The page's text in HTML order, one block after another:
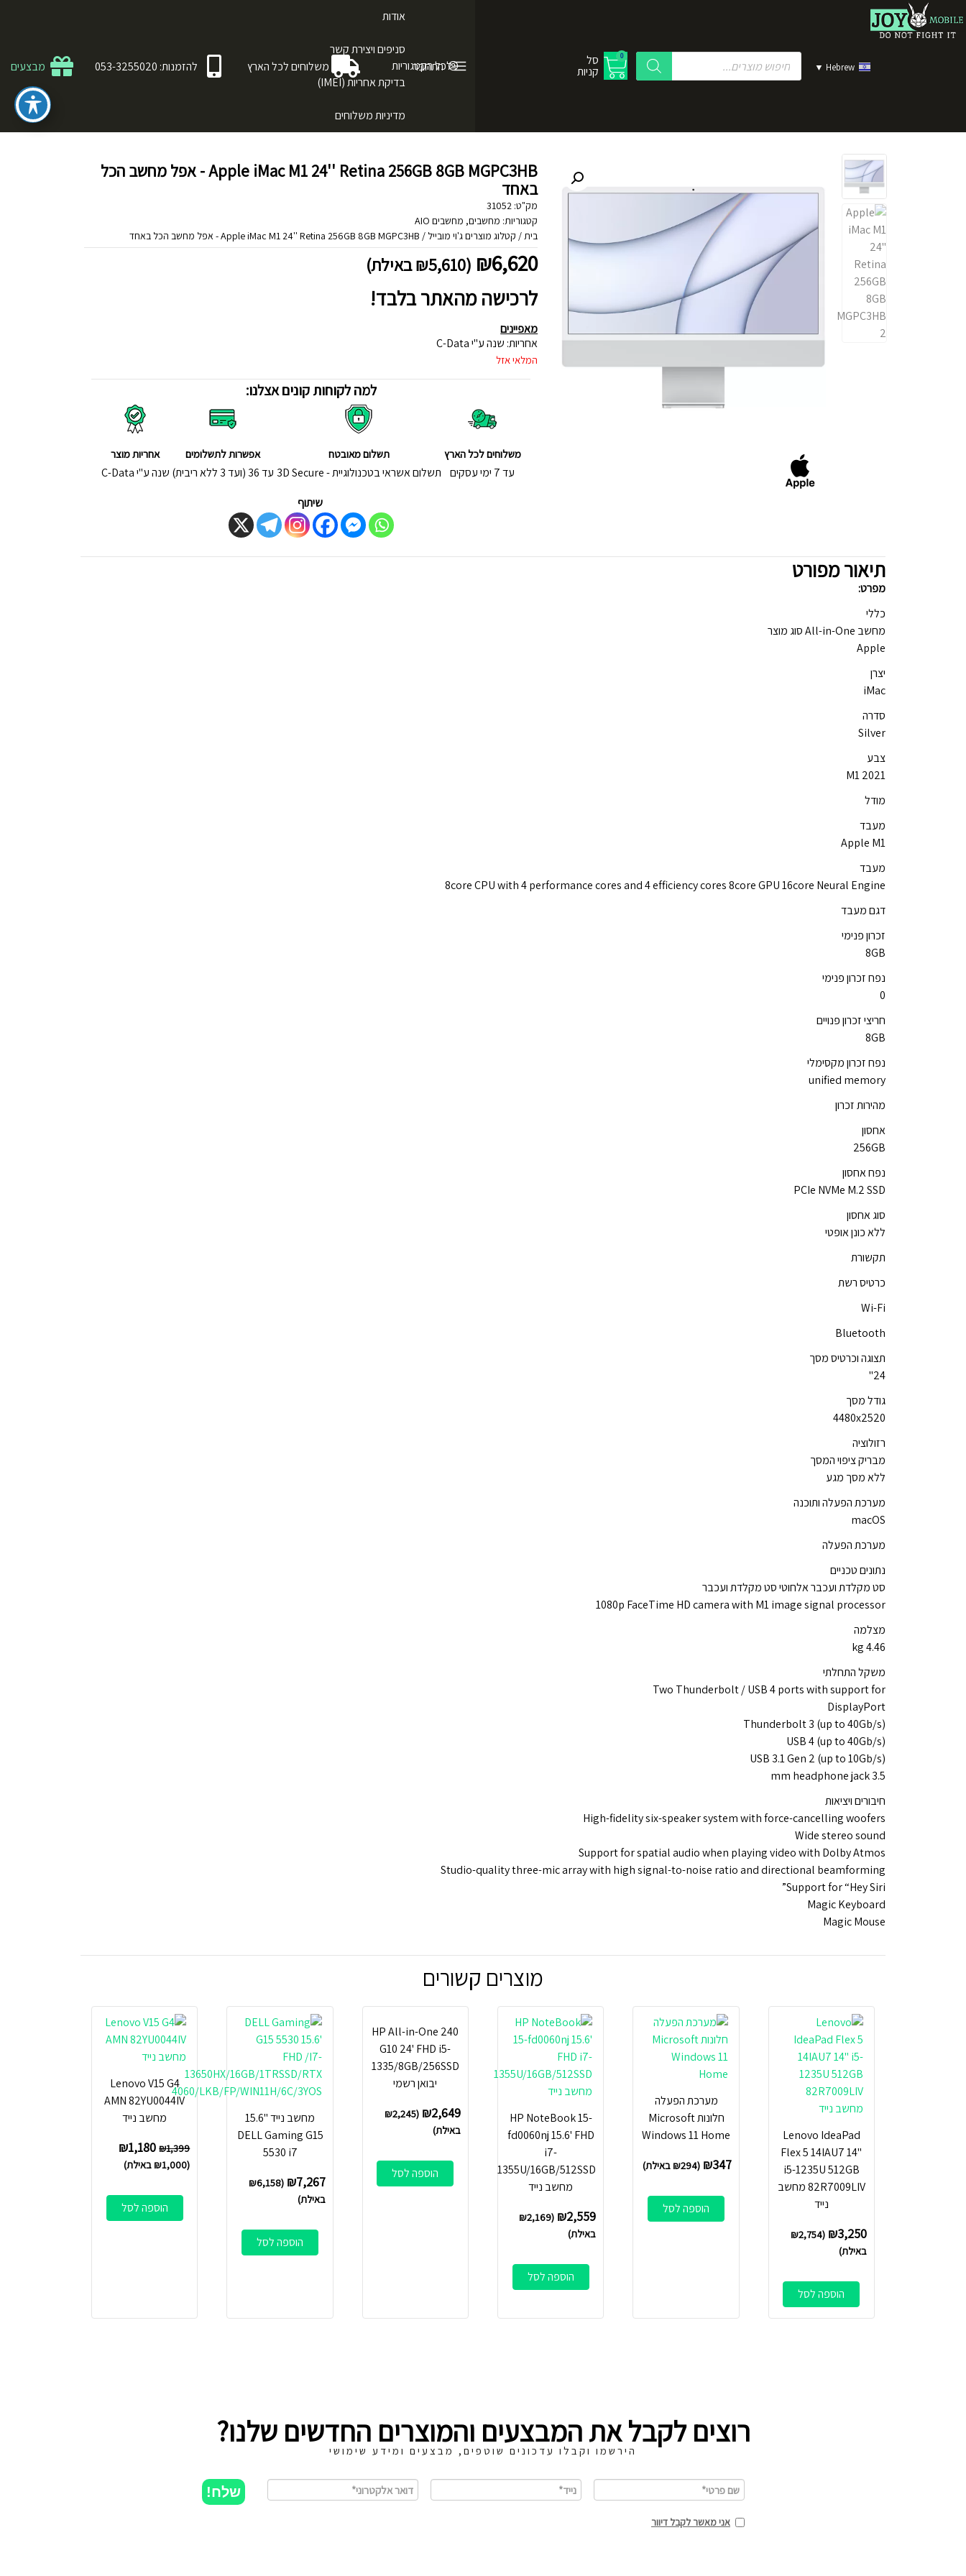
Hebrew
▼
0 סל
קניות לכל הקטגוריות
התחבר
אודות
סניפים ויצירת קשר
בדיקת אחריות (IMEI)
מדיניות משלוחים
משלוחים לכל הארץ להזמנות: 053-3255020 מבצעים
Apple iMac M1 24'' Retina 256GB 8GB MGPC3HB - אפל מחשב הכל
באחד
מק"ט: 31052
קטגוריות: מחשבים, מחשבים AIO
בית/ קטלוג מוצרים ג'וי מובייל / Apple iMac M1 24'' Retina 256GB 8GB MGPC3HB - אפל מחשב הכל באחד
₪6,620
(
₪5,610 באילת)
לרכישה מהאתר בלבד!
מאפיינים
אחריות: שנה ע"י C-Data
המלאי אזל
למה לקוחות קונים אצלנו:
משלוחים לכל הארץ
עד 7 ימי עסקים
תשלום מאובטח
תשלום אשראי בטכנולוגיית - 3D Secure
אפשרות לתשלומים
עד 36 (ועד 3 ללא ריבית)
אחריות מוצר
שנה ע"י C-Data
שיתוף
תיאור מפורט
מפרט:
כללי
מחשב All-in-One סוג מוצר
Apple
יצרן
iMac
סדרה
Silver
צבע
M1 2021
מודל
מעבד
Apple M1
מעבד
8core CPU with 4 performance cores and 4 efficiency cores 8core GPU 16core Neural Engine
דגם מעבד
זכרון פנימי
8GB
נפח זכרון פנימי
0
חריצי זכרון פנויים
8GB
נפח זכרון מקסימלי
unified memory
מהירות זכרון
אחסון
256GB
נפח אחסון
PCIe NVMe M.2 SSD
סוג אחסון
ללא כונן אופטי
תקשורת
כרטיס רשת
Wi-Fi
Bluetooth
תצוגה וכרטיס מסך
24"
גודל מסך
4480x2520
רזולוציה
מבריק ציפוי המסך
ללא מסך מגע
מערכת הפעלה ותוכנה
macOS
מערכת הפעלה
נתונים טכניים
סט מקלדת ועכבר אלחוטי סט מקלדת ועכבר
1080p FaceTime HD camera with M1 image signal processor
מצלמה
4.46 kg
משקל התחלתי
Two Thunderbolt / USB 4 ports with support for
DisplayPort
Thunderbolt 3 (up to 40Gb/s)
USB 4 (up to 40Gb/s)
USB 3.1 Gen 2 (up to 10Gb/s)
3.5 mm headphone jack
חיבורים ויציאות
High-fidelity six-speaker system with force-cancelling woofers
Wide stereo sound
Support for spatial audio when playing video with Dolby Atmos
Studio-quality three-mic array with high signal-to-noise ratio and directional beamforming
Support for “Hey Siri”
Magic Keyboard
Magic Mouse
מוצרים קשורים
Lenovo IdeaPad
Flex 5 14IAU7 14"
i5-1235U 512GB
82R7009LIV מחשב
נייד
₪3,250
(
₪2,754
באילת)
הוספה לסל
מערכת הפעלה
חלונות Microsoft
Windows 11 Home
₪347
(
₪294 באילת)
הוספה לסל
HP NoteBook 15-
fd0060nj 15.6' FHD
i7-
1355U/16GB/512SSD
מחשב נייד
₪2,559
(
₪2,169
באילת)
הוספה לסל
HP All-in-One 240
G10 24' FHD i5-
1335/8GB/256SSD
יבואן רשמי
₪2,649
(
₪2,245
באילת)
הוספה לסל
מחשב נייד "15.6
DELL Gaming G15
5530 i7
₪7,267
(
₪6,158
באילת)
הוספה לסל
Lenovo V15 G4
AMN 82YU0044IV
מחשב נייד
₪1,399
₪1,180
(
₪1,000 באילת)
הוספה לסל
רוצים לקבל את המבצעים והמוצרים החדשים שלנו?
הירשמו וקבלו עדכונים שוטפים, מבצעים ומידע שימושי
אני מאשר לקבל דיוור
שלח!